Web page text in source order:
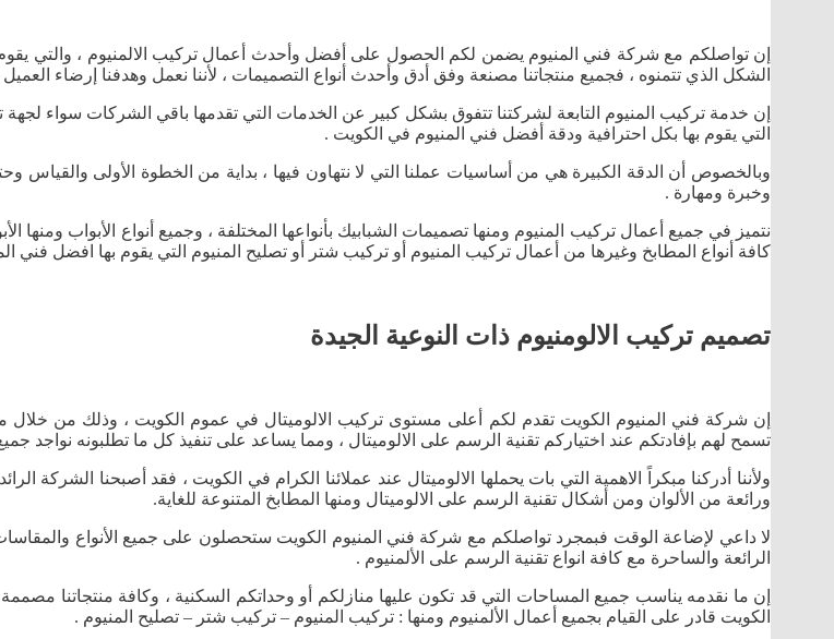
إن تواصلكم مع شركة فني المنيوم يضمن لكم الحصول على أفضل وأحدث أعمال تركيب الالمنيوم ، والتي
الشكل الذي تتمنوه ، فجميع منتجاتنا مصنعة وفق أدق وأحدث أنواع التصميمات ، لأننا نعمل وهدفنا إرضاء
إن خدمة تركيب المنيوم التابعة لشركتنا تتفوق بشكل كبير عن الخدمات التي تقدمها باقي الشركات سواء لجهة
التي يقوم بها بكل احترافية ودقة أفضل فني المنيوم في الكويت .
وبالخصوص أن الدقة الكبيرة هي من أساسيات عملنا التي لا نتهاون فيها ، بداية من الخطوة الأولى
وخبرة ومهارة .
نتميز في جميع أعمال تركيب المنيوم ومنها تصميمات الشبابيك بأنواعها المختلفة ، وجميع أنواع الأبواب ومنها
كافة أنواع المطابخ وغيرها من أعمال تركيب المنيوم أو تركيب شتر أو تصليح المنيوم التي يقوم بها افضل فني
تصميم تركيب الالومنيوم ذات النوعية الجيدة
إن شركة فني المنيوم الكويت تقدم لكم أعلى مستوى تركيب الالوميتال في عموم الكويت ، وذلك من خلال
تسمح لهم بإفادتكم عند اختياركم تقنية الرسم على الالوميتال ، ومما يساعد على تنفيذ كل ما تطلبونه نواجد
ولأننا أدركنا مبكراً الاهمية التي بات يحملها الالوميتال عند عملائنا الكرام في الكويت ، فقد أصبحنا
ورائعة من الألوان ومن أشكال تقنية الرسم على الالوميتال ومنها المطابخ المتنوعة للغاية.
لا داعي لإضاعة الوقت فبمجرد تواصلكم مع شركة فني المنيوم الكويت ستحصلون على جميع الأنواع والمقاسات
الرائعة والساحرة مع كافة انواع تقنية الرسم على الألمنيوم .
إن ما نقدمه يناسب جميع المساحات التي قد تكون عليها منازلكم أو وحداتكم السكنية ، وكافة منتجاتنا
الكويت قادر على القيام بجميع أعمال الألمنيوم ومنها : تركيب المنيوم – تركيب شتر – تصليح المنيوم .